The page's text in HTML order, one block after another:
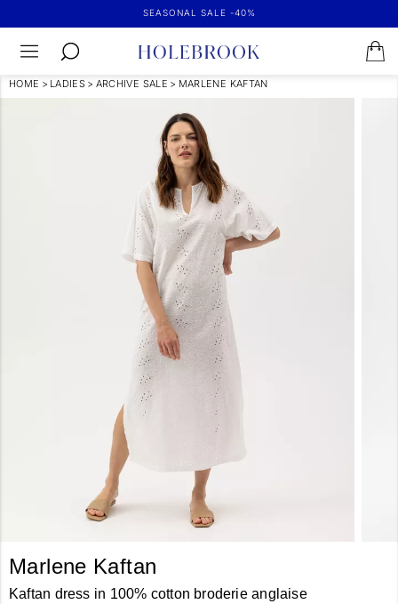
SEASONAL SALE -40%
HOME > LADIES > ARCHIVE SALE > MARLENE KAFTAN
Marlene Kaftan
Kaftan dress in 100% cotton broderie anglaise